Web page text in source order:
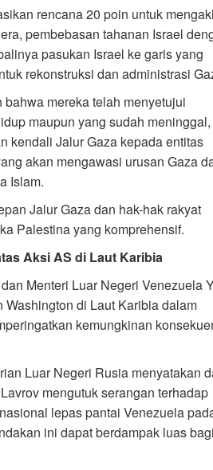
rencana 20 poin untuk
pembebasan tahanan Israel
pasukan Israel ke garis yang
rekonstruksi dan administrasi
mereka telah menyetujui
maupun yang sudah
kendali Jalur Gaza kepada entitas
akan mengawasi urusan Gaza
Islam.
Jalur Gaza dan hak-hak rakyat
Palestina yang komprehensif.
Aksi AS di Laut Karibia
Menteri Luar Negeri Venezuela
di Laut Karibia dalam
kemungkinan
Luar Negeri Rusia menyatakan
mengutuk serangan terhadap
lepas pantai Venezuela
ini dapat berdampak luas bagi